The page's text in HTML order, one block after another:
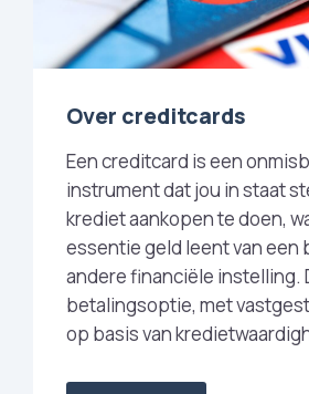
Over creditcards
Een creditcard is een
instrument dat jou in staat
krediet aankopen te doen,
essentie geld leent van een
andere financiële instelling.
betalingsoptie, met
op basis van